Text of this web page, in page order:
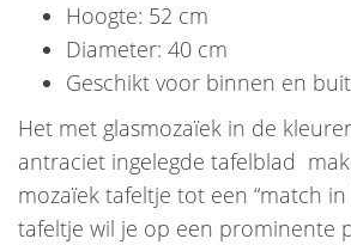
Hoogte: 52 cm
Diameter: 40 cm
Geschikt voor binnen en
Het met glasmozaïek in de
antraciet ingelegde tafelblad
mozaïek tafeltje tot een “match in
tafeltje wil je op een prominente